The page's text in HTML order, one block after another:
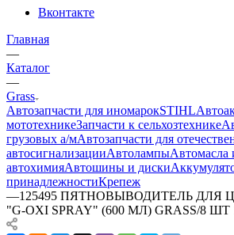
Вконтакте
Главная
—
Каталог
—
Grass
Автозапчасти для иномарокSTIHL
мототехникеЗапчасти к сельхозтехнике
грузовых а/мАвтозапчасти для
автосигнализацииАвтолампыАвтомасла
автохимияАвтошины и диски
принадлежностиКрепеж
—125495 ПЯТНОВЫВОДИТЕЛЬ ДЛЯ
"G-OXI SPRAY" (600 МЛ) GRASS/8 ШТ